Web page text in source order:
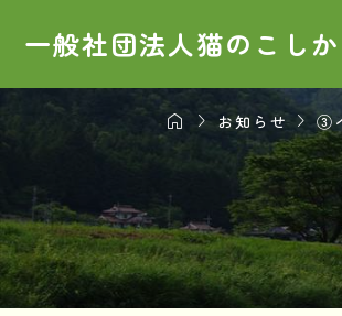
一般社団法人猫のこし
  お知らせ③